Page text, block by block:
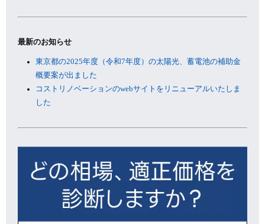
最新のお知らせ
東京都の2025年度（令和7年度）の太陽光、蓄電池の補助金
概要案が出ました
コストリノベーションのwebサイトをリニューアルいたしま
した